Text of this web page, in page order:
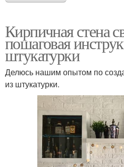
Кирпичная стена
пошаговая
штукатурки
Делюсь нашим опытом по
из штукатурки.